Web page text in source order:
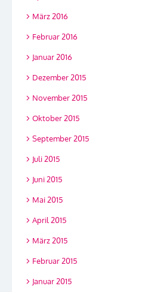
März 2016
Februar 2016
Januar 2016
Dezember 2015
November 2015
Oktober 2015
September 2015
Juli 2015
Juni 2015
Mai 2015
April 2015
März 2015
Februar 2015
Januar 2015